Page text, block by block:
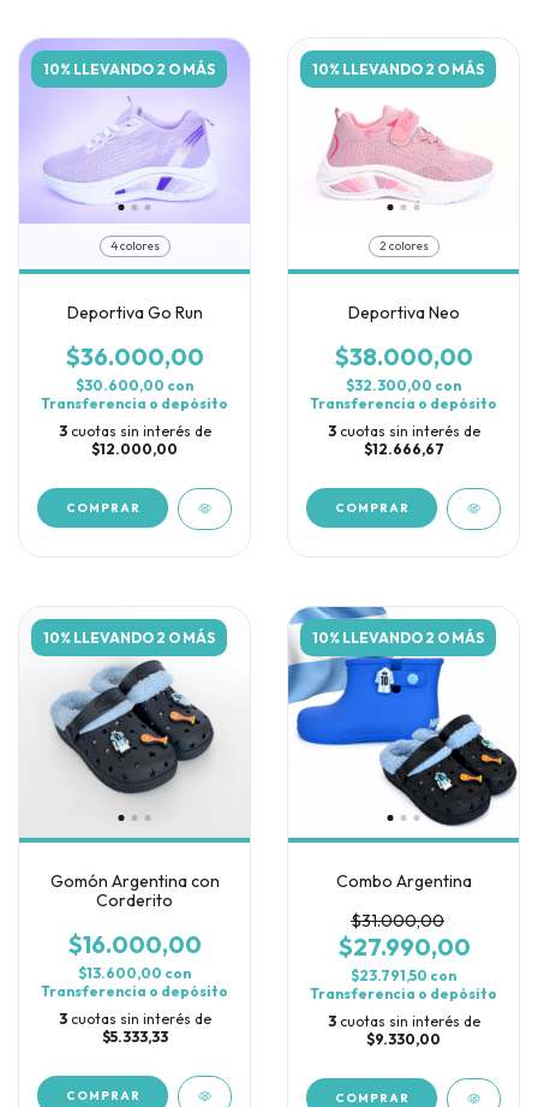
10% LLEVANDO 2 O MÁS
4 colores
Deportiva Go Run
$36.000,00
$30.600,00 con
Transferencia o depósito
3 cuotas sin interés de
$12.000,00
COMPRAR
10% LLEVANDO 2 O MÁS
2 colores
Deportiva Neo
$38.000,00
$32.300,00 con
Transferencia o depósito
3 cuotas sin interés de
$12.666,67
COMPRAR
10% LLEVANDO 2 O MÁS
Gomón Argentina con
Corderito
$16.000,00
$13.600,00 con
Transferencia o depósito
3 cuotas sin interés de
$5.333,33
COMPRAR
10% LLEVANDO 2 O MÁS
Combo Argentina
$31.000,00
$27.990,00
$23.791,50 con
Transferencia o depósito
3 cuotas sin interés de
$9.330,00
COMPRAR